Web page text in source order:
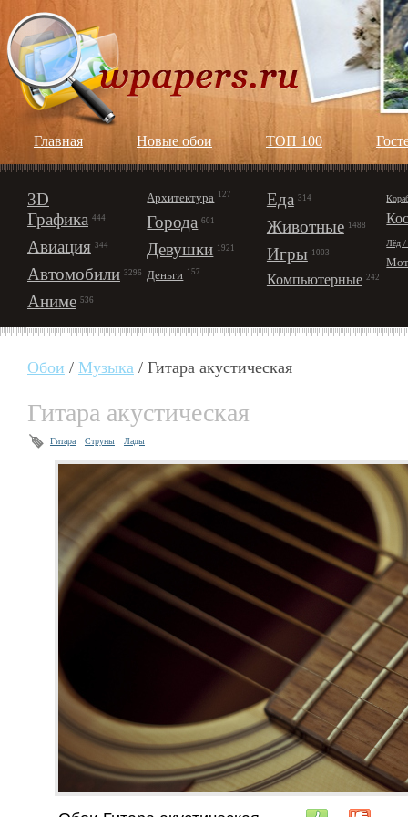
Главная Новые обои ТОП 100
3D
Графика 444
Авиация 344
Автомобили 3296
Аниме 536
Архитектура 127
Города 601
Девушки 1921
Деньги 157
Еда 314
Животные 1488
Игры 1003
Компьютерные 242
Лёд
Обои / Музыка / Гитара акустическая
Гитара акустическая
Гитара Струны Лады